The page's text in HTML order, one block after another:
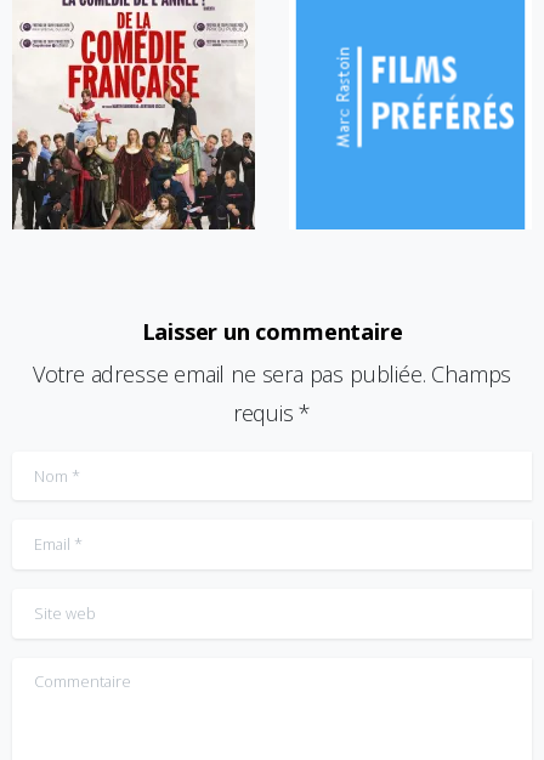
Laisser un commentaire
Votre adresse email ne sera pas publiée. Champs
requis *
Nom*
Email*
Site web
Commentaire